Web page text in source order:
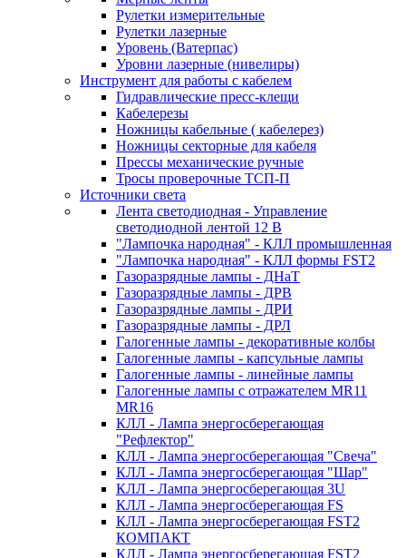
Рулетки измерительные
Рулетки лазерные
Уровень (Ватерпас)
Уровни лазерные (нивелиры)
Инструмент для работы с кабелем
Гидравлические пресс-клещи
Кабелерезы
Ножницы кабельные ( кабелерез)
Ножницы секторные для кабеля
Прессы механические ручные
Тросы проверочные ТСП-П
Источники света
Лента светодиодная - Управление
светодиодной лентой 12 В
"Лампочка народная" - КЛЛ промышленная
"Лампочка народная" - КЛЛ формы FST2
Газоразрядные лампы - ДНаТ
Газоразрядные лампы - ДРВ
Газоразрядные лампы - ДРИ
Газоразрядные лампы - ДРЛ
Галогенные лампы - декоративные колбы
Галогенные лампы - капсульные лампы
Галогенные лампы - линейные лампы
Галогенные лампы с отражателем MR11
MR16
КЛЛ - Лампа энергосберегающая
"Рефлектор"
КЛЛ - Лампа энергосберегающая "Свеча"
КЛЛ - Лампа энергосберегающая "Шар"
КЛЛ - Лампа энергосберегающая 3U
КЛЛ - Лампа энергосберегающая FS
КЛЛ - Лампа энергосберегающая FST2
КОМПАКТ
КЛЛ - Лампа энергосберегающая FSТ2